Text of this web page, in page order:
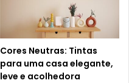
Cores Neutras: Tintas
para uma casa elegante,
leve e acolhedora